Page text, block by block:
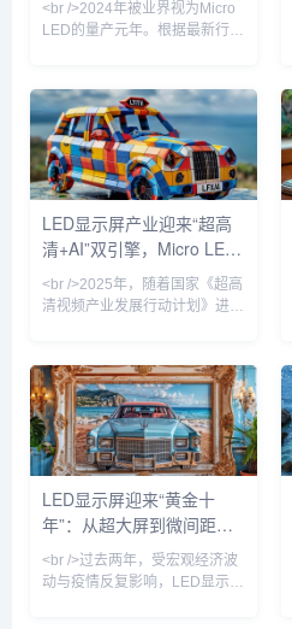
DCI认证
前夜
<br />2024年被业界视为Micro
LED的量产元年。根据最新行业
移技术上取得关键突破，将
Micro LED芯片的良率提升至
99.99%以上。这意味着LED显
示屏的分辨率首次全面超越
OLED，像素间距可以缩小至
0.3毫米以下，在高端商显、车
载显示和可穿戴设备上实现了
“无拼接缝”的视觉体验。与此同
术加速普及，
LED显示屏产业迎来“超高
清+AI”双引擎，Micro LED
量产提速重塑户外媒体新格
局
<br />2025年，随着国家《超高
清视频产业发展行动计划》进入
新数据显示，国内超高清LED显
示屏市场规模已突破800亿元，
同比增长23%。从北京冬奥会到
杭州亚运会，从城市地标裸眼
3D大屏到虚拟制片影棚，LED
显示屏正从传统的“显示工具”升
级为“沉浸式体验载体”。值得注
意的是，今年发布的《LED显示
标正式实施，
LED显示屏迎来“黄金十
年”：从超大屏到微间距，
技术革命重塑视觉生态
<br />过去两年，受宏观经济波
动与疫情反复影响，LED显示屏